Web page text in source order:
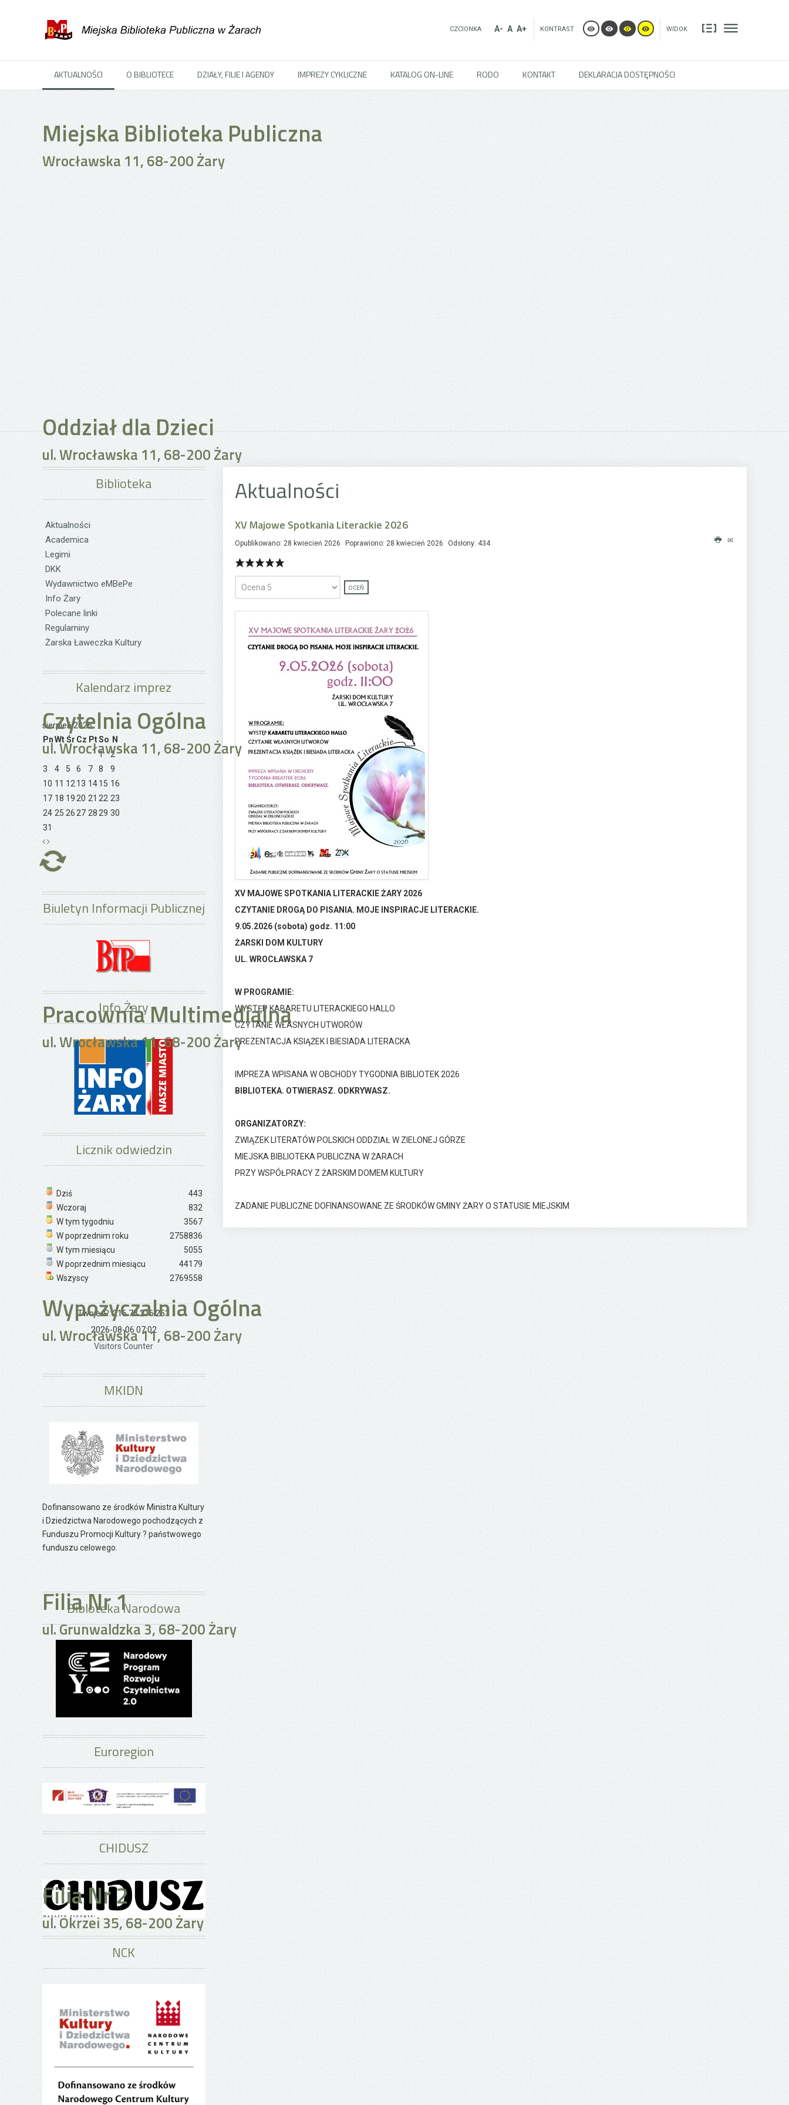
CZCIONKA A- A A+ KONTRAST WIDOK
AKTUALNOŚCI O BIBLIOTECE DZIAŁY, FILIE I AGENDY IMPREZY CYKLICZNE KATALOG ON-LINE RODO KONTAKT DEKLARACJA DOSTĘPNOŚCI
Miejska Biblioteka Publiczna
Wrocławska 11, 68-200 Żary
Oddział dla Dzieci
ul. Wrocławska 11, 68-200 Żary
Czytelnia Ogólna
ul. Wrocławska 11, 68-200 Żary
Pracownia Multimedialna
ul. Wrocławska 11, 68-200 Żary
Wypożyczalnia Ogólna
ul. Wrocławska 11, 68-200 Żary
Filia Nr 1
ul. Grunwaldzka 3, 68-200 Żary
Filia Nr 2
ul. Okrzei 35, 68-200 Żary
Aktualności
XV Majowe Spotkania Literackie 2026
Opublikowano: 28 kwiecień 2026 Poprawiono: 28 kwiecień 2026 Odsłony: 434
XV MAJOWE SPOTKANIA LITERACKIE ŻARY 2026
CZYTANIE DROGĄ DO PISANIA. MOJE INSPIRACJE LITERACKIE.
9.05.2026 (sobota) godz. 11:00
ŻARSKI DOM KULTURY
UL. WROCŁAWSKA 7
W PROGRAMIE:
WYSTĘP KABARETU LITERACKIEGO HALLO
CZYTANIE WŁASNYCH UTWORÓW
PREZENTACJA KSIĄŻEK I BIESIADA LITERACKA
IMPREZA WPISANA W OBCHODY TYGODNIA BIBLIOTEK 2026
BIBLIOTEKA. OTWIERASZ. ODKRYWASZ.
ORGANIZATORZY:
ZWIĄZEK LITERATÓW POLSKICH ODDZIAŁ W ZIELONEJ GÓRZE
MIEJSKA BIBLIOTEKA PUBLICZNA W ŻARACH
PRZY WSPÓŁPRACY Z ŻARSKIM DOMEM KULTURY
ZADANIE PUBLICZNE DOFINANSOWANE ZE ŚRODKÓW GMINY ŻARY O STATUSIE MIEJSKIM
Biblioteka
Aktualności
Academica
Legimi
DKK
Wydawnictwo eMBePe
Info Żary
Polecane linki
Regulaminy
Żarska Ławeczka Kultury
Kalendarz imprez
sierpień 2026
PnWtŚr Cz PtSo N
1
2
3
4 5 6 7 8
9
10 11 12 13 1415 16
17 18 1920 21 22 23
24 25 26 27 28 29 30
31
Biuletyn Informacji Publicznej
Info Żary
Licznik odwiedzin
Dziś
Wczoraj
W tym tygodniu
W poprzednim roku
W tym miesiącu
W poprzednim miesiącu
Wszyscy
443
832
3567
2758836
5055
44179
2769558
Twoje IP: 216.73.216.253
2026-08-06 07:02
Visitors Counter
MKIDN
Dofinansowano ze środków Ministra Kultury
i Dziedzictwa Narodowego pochodzących z
Funduszu Promocji Kultury ? państwowego
funduszu celowego.
Bibloteka Narodowa
Euroregion
CHIDUSZ
NCK